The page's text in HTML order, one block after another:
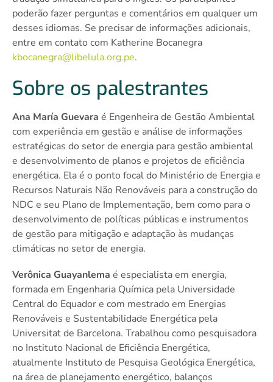
poderão fazer perguntas e comentários em qualquer um
desses idiomas. Se precisar de informações adicionais,
entre em contato com Katherine Bocanegra
kbocanegra@libelula.org.pe.
Sobre os palestrantes
Ana María Guevara é Engenheira de Gestão Ambiental
com experiência em gestão e análise de informações
estratégicas do setor de energia para gestão ambiental
e desenvolvimento de planos e projetos de eficiência
energética. Ela é o ponto focal do Ministério de Energia e
Recursos Naturais Não Renováveis para a construção do
NDC e seu Plano de Implementação, bem como para o
desenvolvimento de políticas públicas e instrumentos
de gestão para mitigação e adaptação às mudanças
climáticas no setor de energia.
Verônica Guayanlema é especialista em energia,
formada em Engenharia Química pela Universidade
Central do Equador e com mestrado em Energias
Renováveis e Sustentabilidade Energética pela
Universitat de Barcelona. Trabalhou como pesquisadora
no Instituto Nacional de Eficiência Energética,
atualmente Instituto de Pesquisa Geológica Energética,
na área de planejamento energético, balanços